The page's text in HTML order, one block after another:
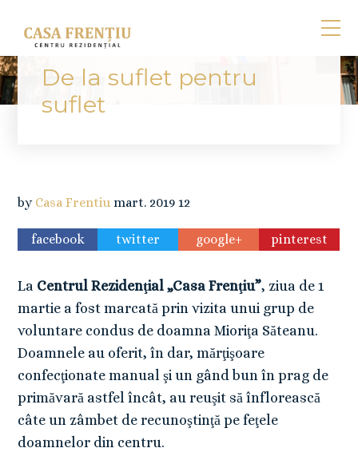
De la suflet pentru
suflet
by Casa Frentiu mart. 2019 12
facebook twitter google+ pinterest
La Centrul Rezidenţial „Casa Frenţiu”, ziua de 1
martie a fost marcată prin vizita unui grup de
voluntare condus de doamna Mioriţa Săteanu.
Doamnele au oferit, în dar, mărţişoare
confecţionate manual şi un gând bun în prag de
primăvară astfel încât, au reuşit să înflorească
câte un zâmbet de recunoştinţă pe feţele
doamnelor din centru.